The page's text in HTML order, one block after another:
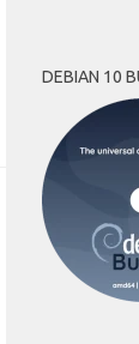
DEBIAN 10